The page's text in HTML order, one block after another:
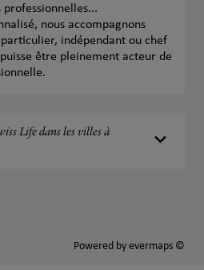
professionnelles...
nous accompagnons
indépendant ou chef
être pleinement acteur de
Life dans les villes à
Powered by evermaps ©